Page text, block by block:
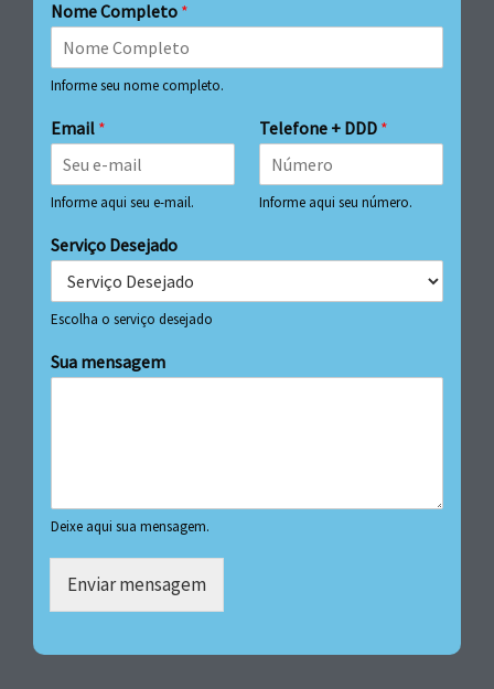
Nome Completo *
Informe seu nome completo.
Email *
Informe aqui seu e-mail.
Telefone + DDD *
Informe aqui seu número.
Serviço Desejado
Escolha o serviço desejado
Sua mensagem
Deixe aqui sua mensagem.
Enviar mensagem